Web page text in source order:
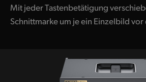
Mit jeder Tastenbetätigung
Schnittmarke um je ein Einzelbild